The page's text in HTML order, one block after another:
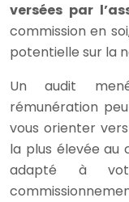
versées par
commission en
potentielle sur la
Un audit
rémunération
vous orienter
la plus élevée au
adapté à